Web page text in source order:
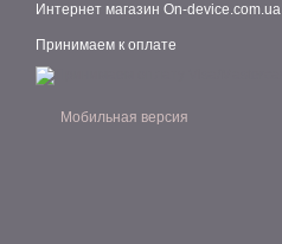
Интернет магазин On-device.com.ua
Принимаем к оплате
Мобильная версия